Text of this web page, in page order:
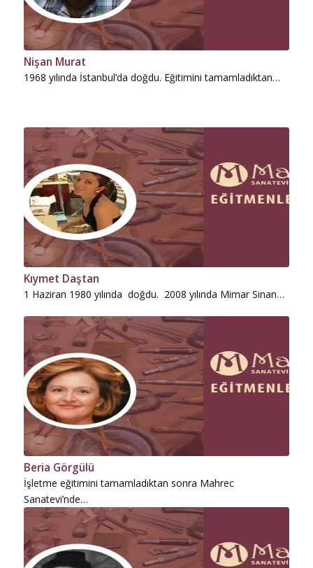
Nişan Murat
1968 yılında İstanbul’da doğdu. Eğitimini tamamladıktan…
Kıymet Daştan
1 Haziran 1980 yılında doğdu. 2008 yılında Mimar Sinan…
Beria Görgülü
İşletme eğitimini tamamladıktan sonra Mahrec
Sanatevi’nde…